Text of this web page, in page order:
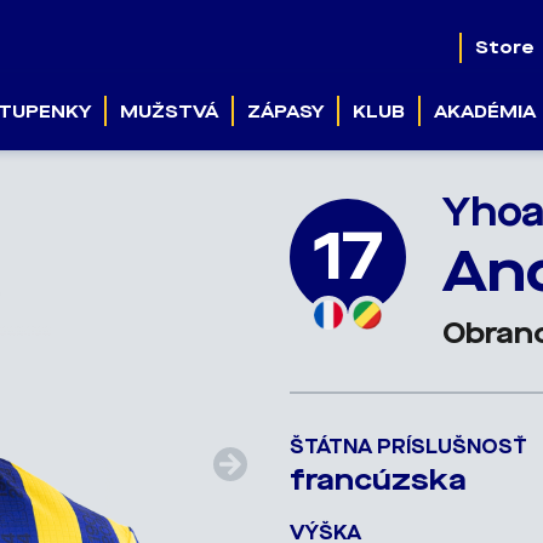
Store
MUŽSTVÁ ZÁPASY KLUB AKADÉMIA
17
ŠTÁTNA PRÍSLUŠNOSŤ
francúzska
VÝŠKA